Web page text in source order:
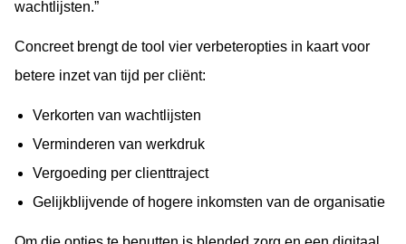
wachtlijsten.”
Concreet brengt de tool vier verbeteropties in kaart voor
betere inzet van tijd per cliënt:
Verkorten van wachtlijsten
Verminderen van werkdruk
Vergoeding per clienttraject
Gelijkblijvende of hogere inkomsten van de organisatie